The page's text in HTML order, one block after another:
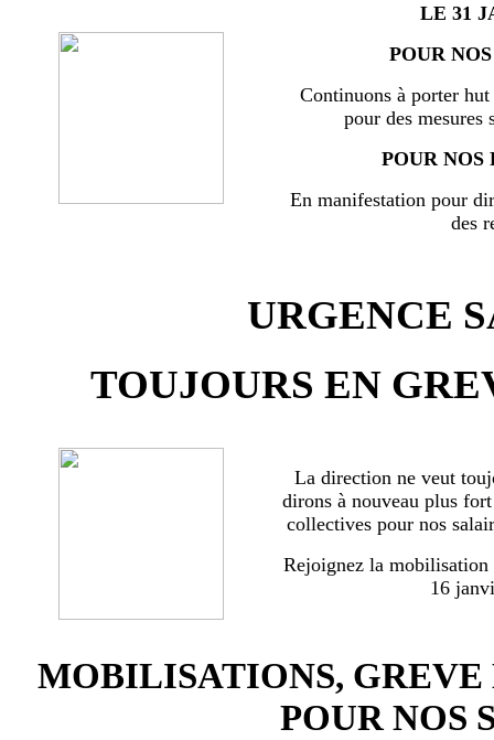
LE 31
POUR
Continuons à porter
pour des mesures
POUR NOS
En manifestation pour
des
URGENCE
TOUJOURS EN
La direction ne veut
dirons à nouveau plus
collectives pour nos
Rejoignez la mobilisation
16
MOBILISATIONS,
POUR NOS